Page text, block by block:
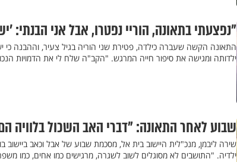
"נפצעתי בתאונה, הוריי נפטרו, אבל אני הבנתי:
התאונה הקשה שעברה כילדה, פטירת שני הוריה בגיל צעיר, וההבנה
ילדותה ומגישה את סיפור חייה המרגש. "הקב"ה שלח לי את הדמויות
שבוע לאחר התאונה: "דברי האב השכול בלוויה
שירה ליבמן, מנכ"לית היישוב בית אל, מסכמת שבוע של אבל וכאב ביישוב
ילדיה. "התושבים לא מסוגלים לשוב לשגרה, מרגישים כמו אחים, כמו